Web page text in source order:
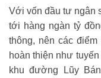
Với vốn đầu tư ngân
tới hàng ngàn tỷ
thông, nên các
hoàn thiện như
khu đường Lũy